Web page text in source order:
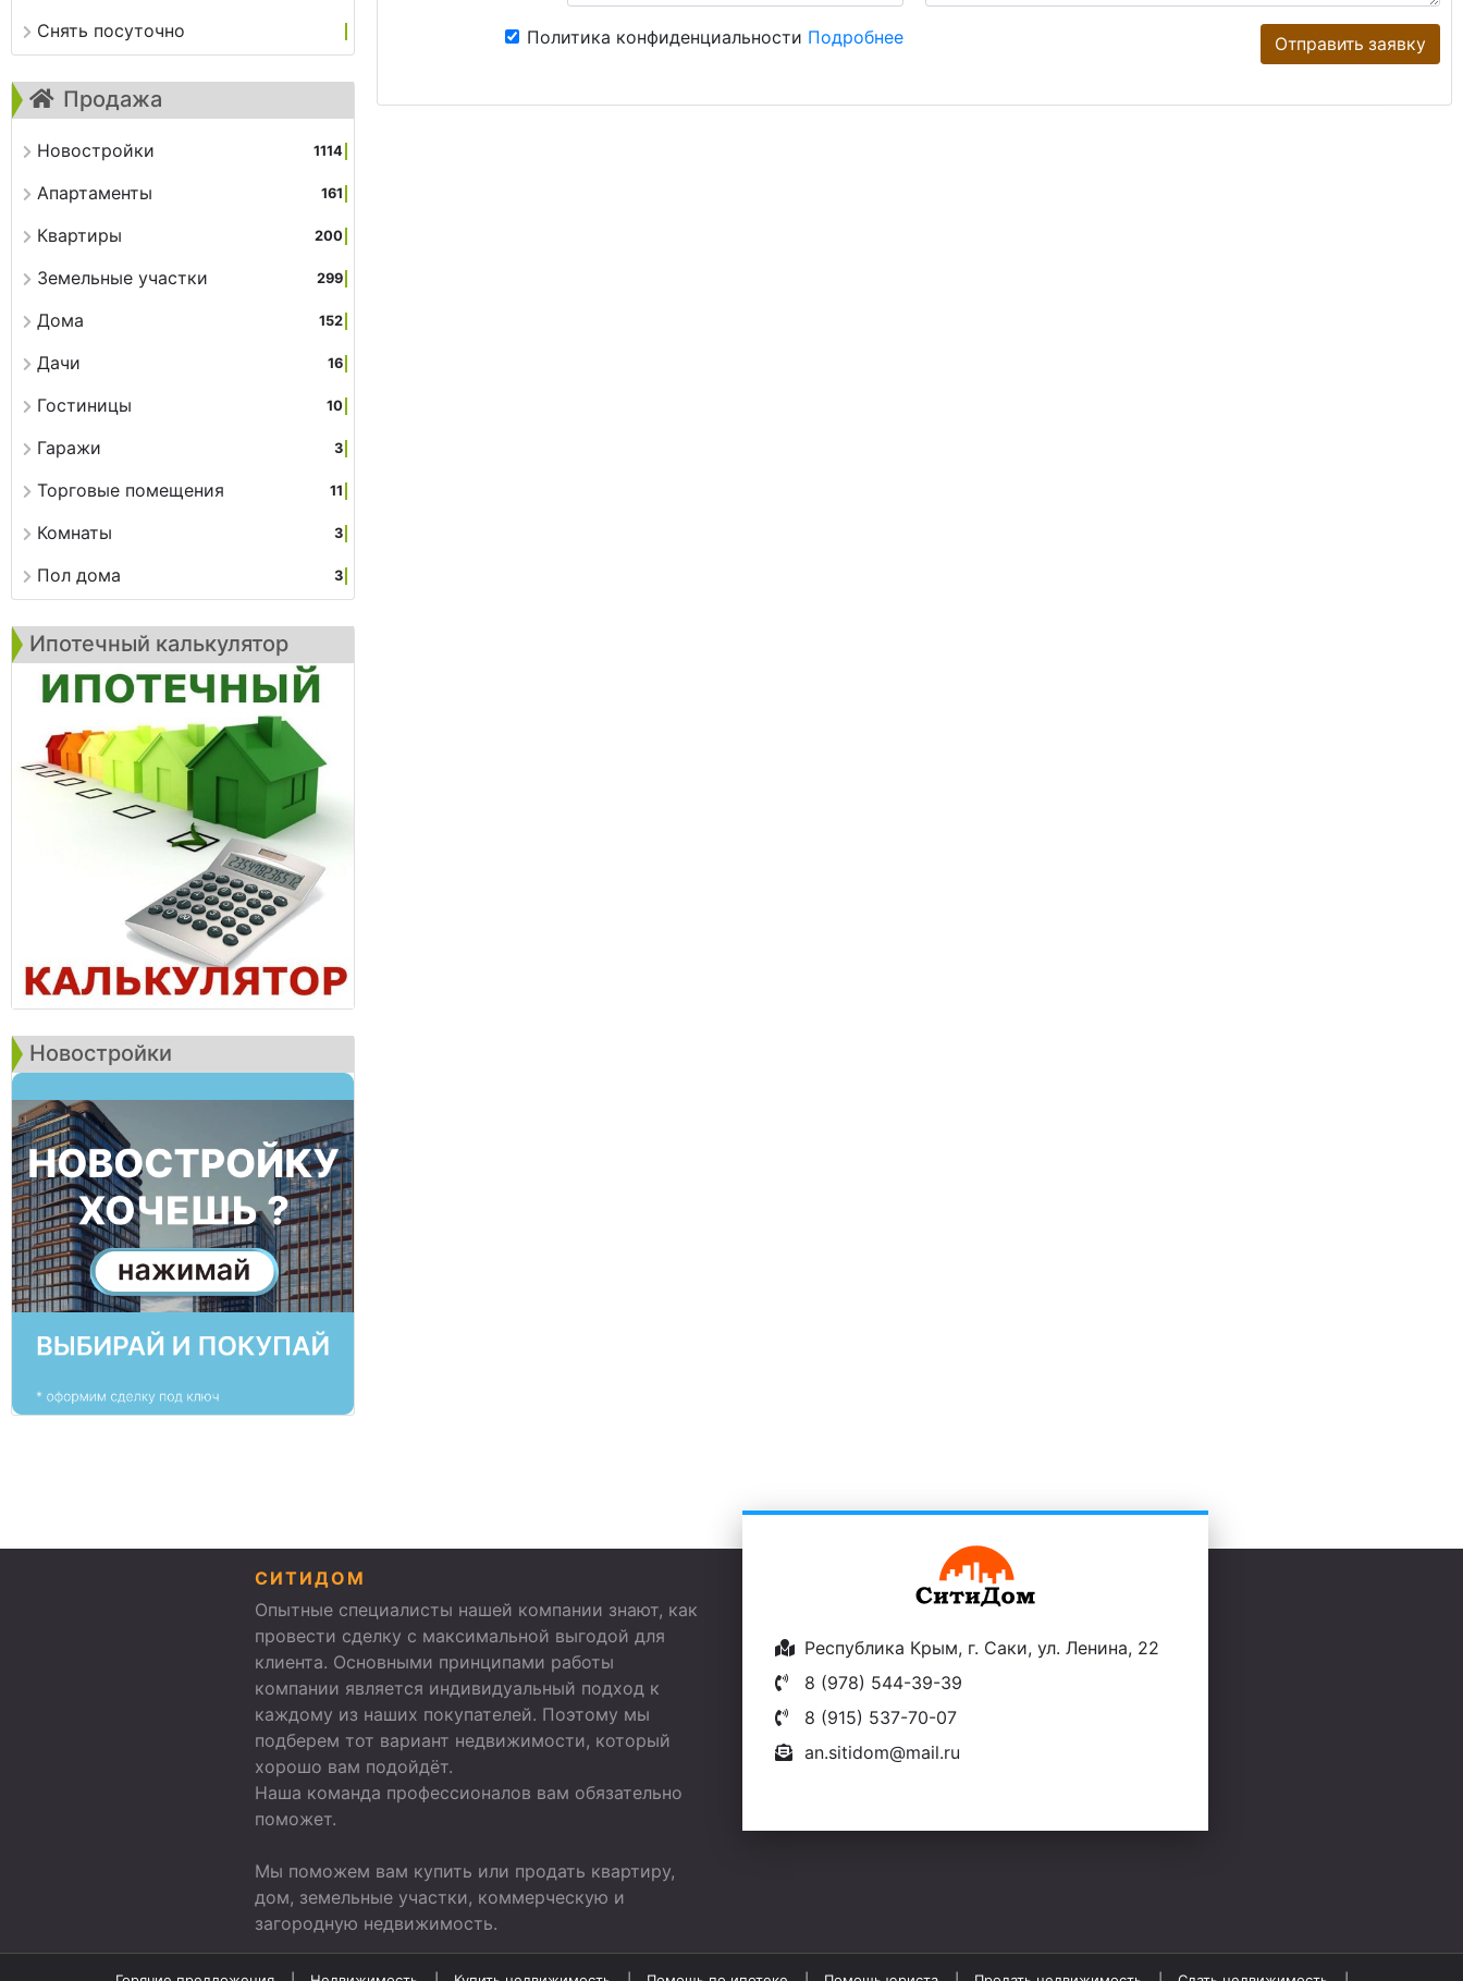
Снять посуточно
Продажа
Новостройки 1114
Апартаменты 161
Квартиры 200
Земельные участки 299
Дома 152
Дачи 16
Гостиницы 10
Гаражи 3
Торговые помещения 11
Комнаты 3
Пол дома 3
Ипотечный калькулятор
Новостройки
Политика конфиденциальности Подробнее Отправить заявку
СИТИДОМ
Опытные специалисты нашей компании знают, как
провести сделку с максимальной выгодой для
клиента. Основными принципами работы
компании является индивидуальный подход к
каждому из наших покупателей. Поэтому мы
подберем тот вариант недвижимости, который
хорошо вам подойдёт.
Наша команда профессионалов вам обязательно
поможет.
Мы поможем вам купить или продать квартиру,
дом, земельные участки, коммерческую и
загородную недвижимость.
Республика Крым, г. Саки, ул. Ленина, 22
8 (978) 544-39-39
8 (915) 537-70-07
an.sitidom@mail.ru